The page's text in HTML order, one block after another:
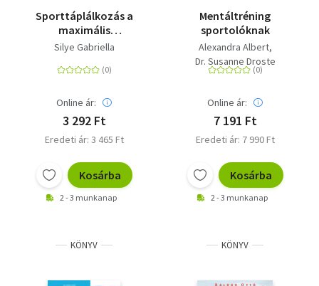
Sporttáplálkozás a
maximális
teljesítményhez -
kézikönyv
Silye Gabriella
Online ár:
3 292 Ft
Eredeti ár: 3 465 Ft
Kosárba
2 - 3 munkanap
Mentáltréning
sportolóknak
Alexandra Albert
Dr. Susanne Droste
Online ár:
7 191 Ft
Eredeti ár: 7 990 Ft
Kosárba
2 - 3 munkanap
KÖNYV KÖNYV